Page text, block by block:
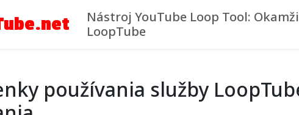
Nástroj YouTube Loop Tool:
LoopTube
používania služby